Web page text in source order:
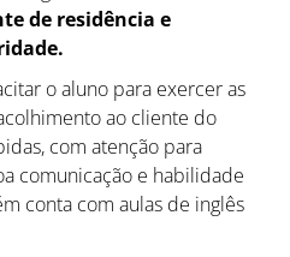
de residência e
o aluno para exercer as
ao cliente do
com atenção para
comunicação e habilidade
conta com aulas de inglês